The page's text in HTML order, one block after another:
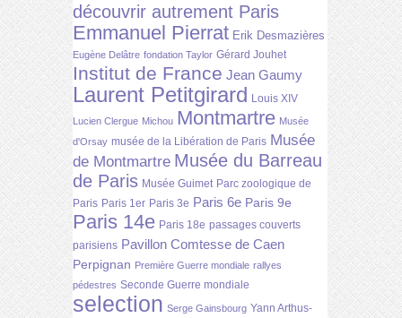
découvrir autrement Paris
Emmanuel Pierrat Erik Desmazières
Eugène Delâtre fondation Taylor Gérard Jouhet
Institut de France Jean Gaumy
Laurent Petitgirard Louis XIV
Lucien Clergue Michou Montmartre Musée
d'Orsay musée de la Libération de Paris Musée
de Montmartre Musée du Barreau
de Paris Musée Guimet Parc zoologique de
Paris Paris 1er Paris 3e Paris 6e Paris 9e
Paris 14e Paris 18e passages couverts
parisiens Pavillon Comtesse de Caen
Perpignan Première Guerre mondiale rallyes
pédestres Seconde Guerre mondiale
selection Serge Gainsbourg Yann Arthus-